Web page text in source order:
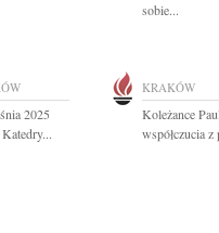
sobie...
2025
KRAKÓW
Koleżance
współczucia